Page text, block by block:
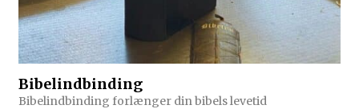
Bibelindbinding
Bibelindbinding forlænger din bibels levetid